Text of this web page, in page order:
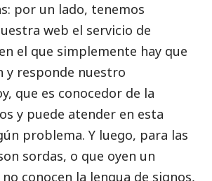
por un lado, tenemos
web el servicio de
el que simplemente hay que
y responde nuestro
que es conocedor de la
y puede atender en esta
problema. Y luego, para las
sordas, o que oyen un
conocen la lengua de signos,